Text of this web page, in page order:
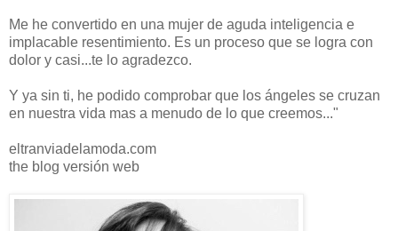
Me he convertido en una mujer de aguda inteligencia e
implacable resentimiento. Es un proceso que se logra con
dolor y casi...te lo agradezco.
Y ya sin ti, he podido comprobar que los ángeles se cruzan
en nuestra vida mas a menudo de lo que creemos..."
eltranviadelamoda.com
the blog versión web